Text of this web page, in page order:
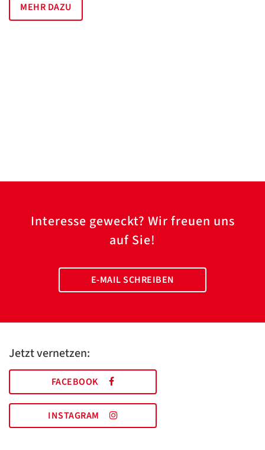
MEHR DAZU
Interesse geweckt? Wir freuen uns
auf Sie!
E-MAIL SCHREIBEN
Jetzt vernetzen:
FACEBOOK
INSTAGRAM